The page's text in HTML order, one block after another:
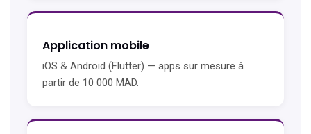
Application mobile
iOS & Android (Flutter) — apps sur mesure à
partir de 10 000 MAD.